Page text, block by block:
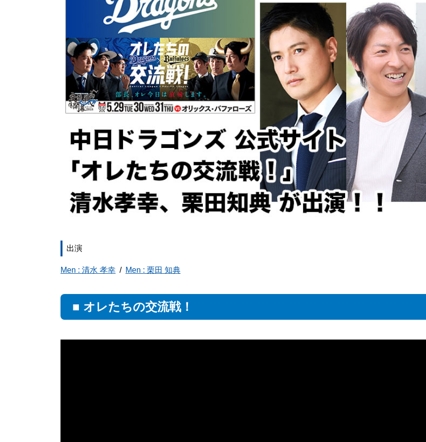
出演
Men : 清水 孝幸 Men : 栗田 知典
■ オレたちの交流戦！